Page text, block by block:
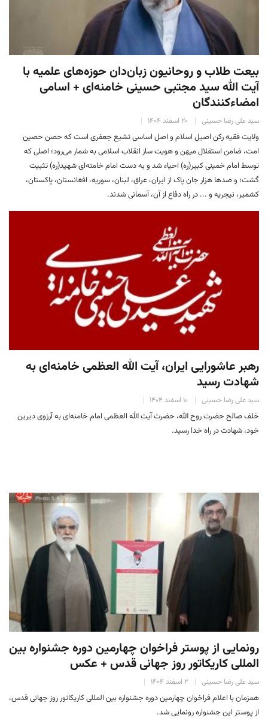
بیعت طلاب و روحانیون زبان‌دان حوزه‌های علمیه با
آیت الله سید مجتبی حسینی خامنه‌ای + اسامی
امضاءکنندگان
سید علی رضا حسینی ۲۰ اسفند ۱۴۰۴
ولایت فقیه رکن اصیل اسلام و اصل اساسی تشیع جعفری است که حصن حصین
امت، ضامن استقلال میهن و هویت ساز انقلاب اسلامی به شمار می‌رود؛ اصلی که
توسط امام خمینی کبیر(ره) احیاء شد و به دست امام خامنه‌ای شهید(ره) تثبیت
گشت؛ و صدها هزار جان پاک از ایران، عراق، لبنان، سوریه، افغانستان، پاکستان،
کشمیر، نیجریه و ... در راه دفاع از آن، آسمانی شدند.
رهبر عاشورایی ایران، آیت الله العظمی خامنه‌ای به
شهادت رسید
سید علی رضا حسینی ۱۰ اسفند ۱۴۰۴
خلف صالح حضرت روح الله، حضرت آیت الله العظمی امام خامنه‌ای به آرزوی دیرین
خود، شهادت در راه خدا رسید.
رونمایی از پوستر فراخوان چهارمین دوره جشنواره بین
المللی کاریکاتور روز جهانی قدس + عکس
سید علی رضا حسینی ۲ اسفند ۱۴۰۴
همزمان با اعلام فراخوان چهارمین دوره جشنواره بین المللی کاریکاتور روز جهانی قدس،
از پوستر این جشنواره رونمایی شد.